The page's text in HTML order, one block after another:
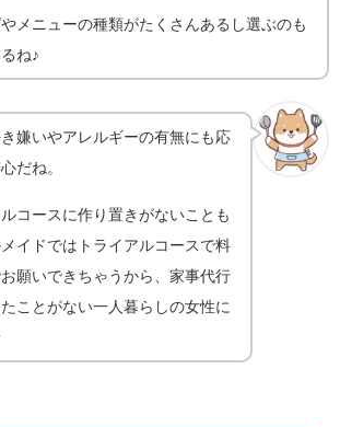
メニューの種類がたくさんあるし選ぶのも
ね♪
嫌いやアレルギーの有無にも応
だね。
コースに作り置きがないことも
イドではトライアルコースで料
願いできちゃうから、家事代行
ことがない一人暮らしの女性に